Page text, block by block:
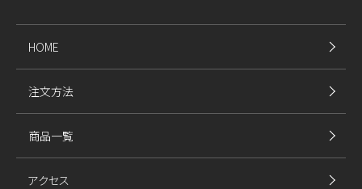
HOME
注文方法
商品一覧
アクセス